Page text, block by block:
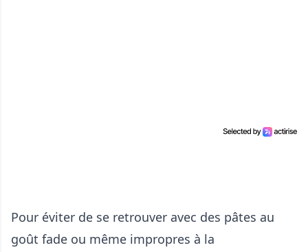
Pour éviter de se retrouver avec des pâtes au
goût fade ou même impropres à la